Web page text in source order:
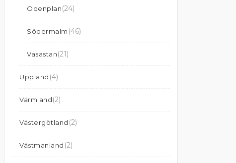
Odenplan(24)
Södermalm (46)
Vasastan(21)
Uppland (4)
Värmland(2)
Västergötland (2)
Västmanland (2)